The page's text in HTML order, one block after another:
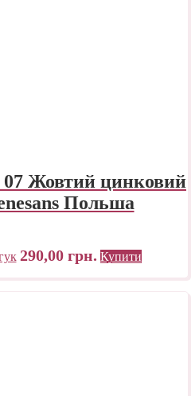
07 Жовтий цинковий
Польша
290,00 грн. Купити